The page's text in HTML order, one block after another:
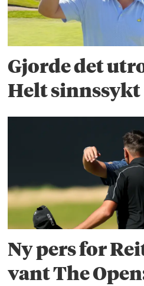
Gjorde det
Helt sinnssykt
Ny pers for
vant The